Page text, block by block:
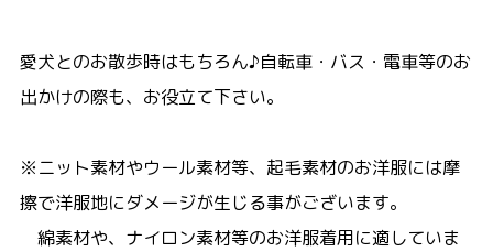
愛犬とのお散歩時はもちろん♪自転車・バス・電車等のお
出かけの際も、お役立て下さい。
※ニット素材やウール素材等、起毛素材のお洋服には摩
擦で洋服地にダメージが生じる事がございます。
綿素材や、ナイロン素材等のお洋服着用に適していま